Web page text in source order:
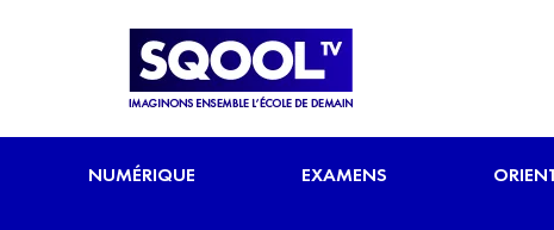
NUMÉRIQUE EXAMENS